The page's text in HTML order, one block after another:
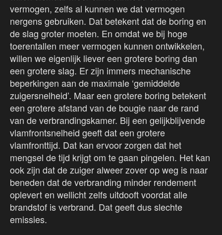
vermogen, zelfs al kunnen we dat vermogen
nergens gebruiken. Dat betekent dat de boring en
de slag groter moeten. En omdat we bij hoge
toerentallen meer vermogen kunnen ontwikkelen,
willen we eigenlijk liever een grotere boring dan
een grotere slag. Er zijn immers mechanische
beperkingen aan de maximale ‘gemiddelde
zuigersnelheid’. Maar een grotere boring betekent
een grotere afstand van de bougie naar de rand
van de verbrandingskamer. Bij een gelijkblijvende
vlamfrontsnelheid geeft dat een grotere
vlamfronttijd. Dat kan ervoor zorgen dat het
mengsel de tijd krijgt om te gaan pingelen. Het kan
ook zijn dat de zuiger alweer zover op weg is naar
beneden dat de verbranding minder rendement
oplevert en wellicht zelfs uitdooft voordat alle
brandstof is verbrand. Dat geeft dus slechte
emissies.